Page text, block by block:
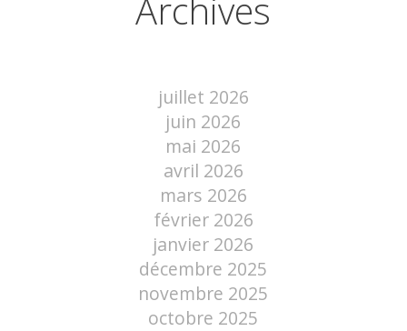
Archives
juillet 2026
juin 2026
mai 2026
avril 2026
mars 2026
février 2026
janvier 2026
décembre 2025
novembre 2025
octobre 2025